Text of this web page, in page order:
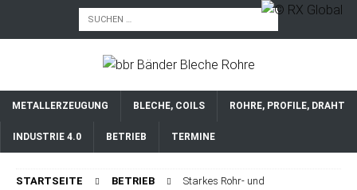
METALLERZEUGUNG BLECHE, COILS ROHRE, PROFILE, DRAHT
INDUSTRIE 4.0 BETRIEB TERMINE
STARTSEITE BETRIEB
Starkes Rohr- und